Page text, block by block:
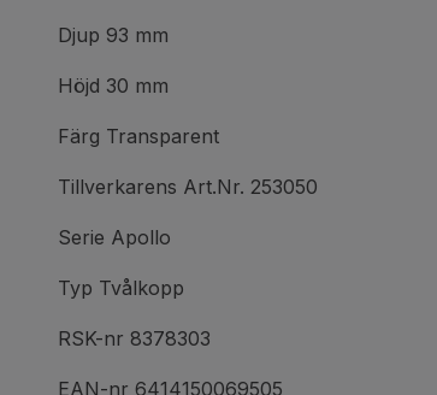
Djup 93 mm
Höjd 30 mm
Färg Transparent
Tillverkarens Art.Nr. 253050
Serie Apollo
Typ Tvålkopp
RSK-nr 8378303
EAN-nr 6414150069505